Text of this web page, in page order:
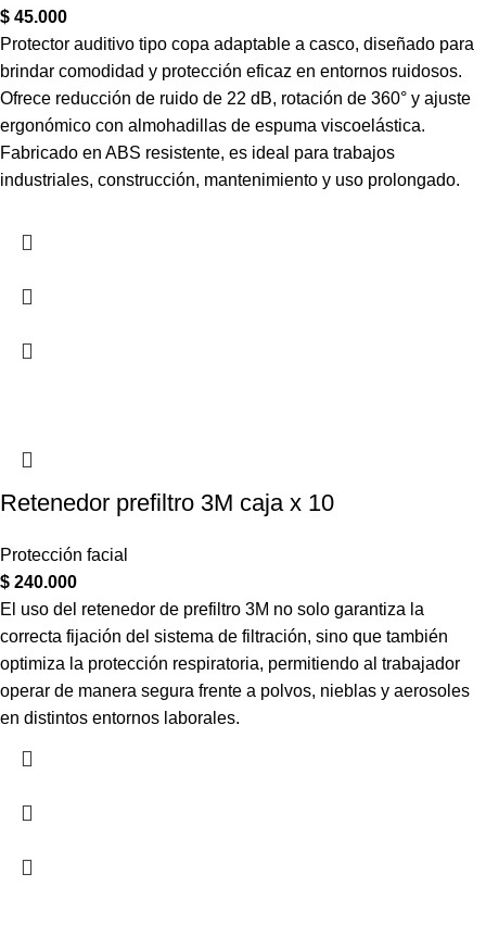
$ 45.000
Protector auditivo tipo copa adaptable a casco, diseñado para
brindar comodidad y protección eficaz en entornos ruidosos.
Ofrece reducción de ruido de 22 dB, rotación de 360° y ajuste
ergonómico con almohadillas de espuma viscoelástica.
Fabricado en ABS resistente, es ideal para trabajos
industriales, construcción, mantenimiento y uso prolongado.
Retenedor prefiltro 3M caja x 10
Protección facial
$ 240.000
El uso del retenedor de prefiltro 3M no solo garantiza la
correcta fijación del sistema de filtración, sino que también
optimiza la protección respiratoria, permitiendo al trabajador
operar de manera segura frente a polvos, nieblas y aerosoles
en distintos entornos laborales.